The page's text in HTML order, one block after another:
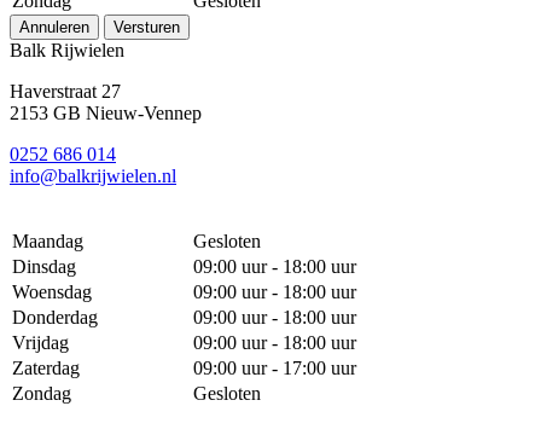
Annuleren Versturen
Balk Rijwielen
Haverstraat 27
2153 GB Nieuw-Vennep
0252 686 014
info@balkrijwielen.nl
Maandag
Gesloten
Dinsdag
09:00 uur - 18:00 uur
Woensdag
09:00 uur - 18:00 uur
Donderdag
09:00 uur - 18:00 uur
Vrijdag
09:00 uur - 18:00 uur
Zaterdag
09:00 uur - 17:00 uur
Zondag
Gesloten